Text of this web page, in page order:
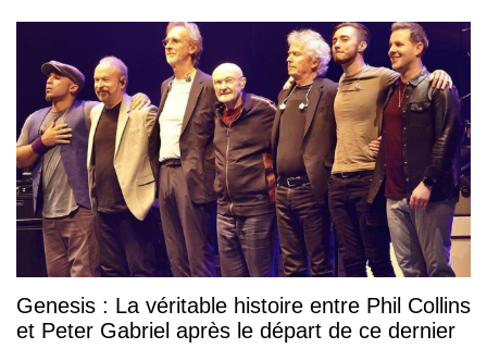
Genesis : La véritable histoire entre Phil Collins
et Peter Gabriel après le départ de ce dernier